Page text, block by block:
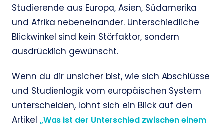
Studierende aus Europa, Asien, Südamerika
und Afrika nebeneinander. Unterschiedliche
Blickwinkel sind kein Störfaktor, sondern
ausdrücklich gewünscht.
Wenn du dir unsicher bist, wie sich Abschlüsse
und Studienlogik vom europäischen System
unterscheiden, lohnt sich ein Blick auf den
Artikel „Was ist der Unterschied zwischen einem